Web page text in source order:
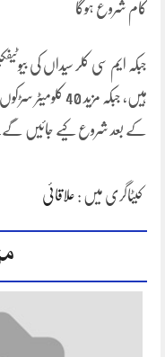
کام شروع ہوگا
جبکہ ایم سی کلر سیداں کی
ہیں، جبکہ
کے بعد شروع کیے جائیں گے۔
کیٹاگری میں : علاقائی